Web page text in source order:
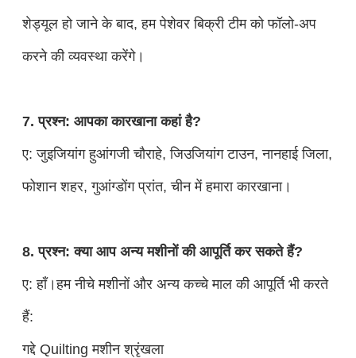
शेड्यूल हो जाने के बाद, हम पेशेवर बिक्री टीम को फॉलो-अप
करने की व्यवस्था करेंगे।
7. प्रश्न: आपका कारखाना कहां है?
ए: जुइजियांग हुआंगजी चौराहे, जिउजियांग टाउन, नानहाई जिला,
फोशान शहर, गुआंग्डोंग प्रांत, चीन में हमारा कारखाना।
8. प्रश्न: क्या आप अन्य मशीनों की आपूर्ति कर सकते हैं?
ए: हाँ।हम नीचे मशीनों और अन्य कच्चे माल की आपूर्ति भी करते
हैं:
गद्दे Quilting मशीन श्रृंखला